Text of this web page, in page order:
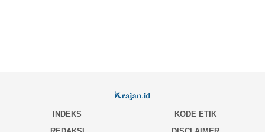
INDEKS
KODE ETIK